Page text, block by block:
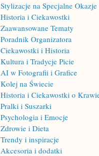
Stylizacje na Specjalne Okazje
Historia i Ciekawostki
Zaawansowane Tematy
Poradnik Organizatora
Ciekawostki i Historia
Kultura i Tradycje Picie
AI w Fotografii i Grafice
Kolej na Świecie
Historia i Ciekawostki o
Pralki i Suszarki
Psychologia i Emocje
Zdrowie i Dieta
Trendy i inspiracje
Akcesoria i dodatki